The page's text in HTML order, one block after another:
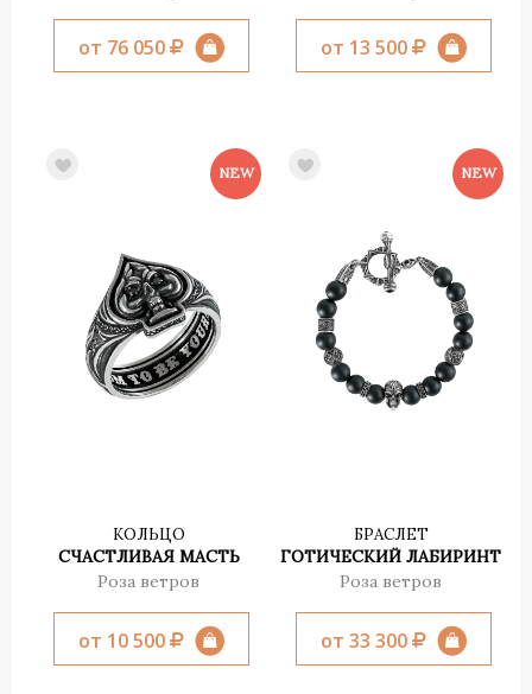
от 76 050 от 13 500
КОЛЬЦО
СЧАСТЛИВАЯ МАСТЬ
Роза ветров
от 10 500
БРАСЛЕТ
ГОТИЧЕСКИЙ ЛАБИРИНТ
Роза ветров
от 33 300